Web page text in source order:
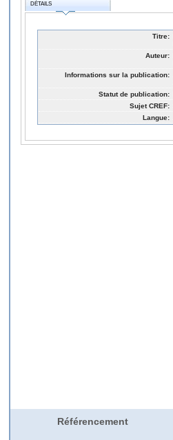
DÉTAILS
Titre:
Auteur:
Informations sur la publication:
Statut de publication:
Sujet CREF:
Langue:
Référencement